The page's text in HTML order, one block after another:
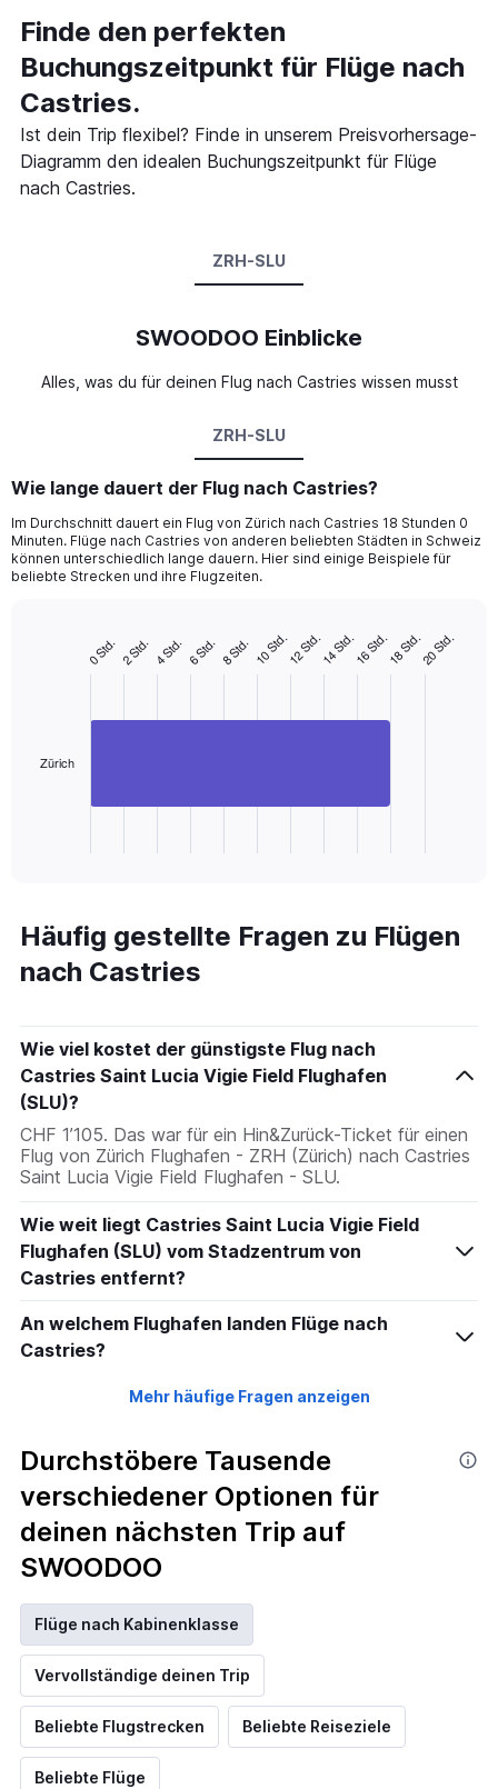
Finde den perfekten
Buchungszeitpunkt für Flüge nach
Castries.
Ist dein Trip flexibel? Finde in unserem Preisvorhersage-
Diagramm den idealen Buchungszeitpunkt für Flüge
nach Castries.
ZRH-SLU
SWOODOO Einblicke
Alles, was du für deinen Flug nach Castries wissen musst
ZRH-SLU
Wie lange dauert der Flug nach Castries?
Im Durchschnitt dauert ein Flug von Zürich nach Castries 18 Stunden 0
Minuten. Flüge nach Castries von anderen beliebten Städten in Schweiz
können unterschiedlich lange dauern. Hier sind einige Beispiele für
beliebte Strecken und ihre Flugzeiten.
The
Range:
1
categories.
1
Y
axis
values.
Range:
0
to
1200.
Zürich
0 Std. 2 Std. 4 Std. 6 Std. 8 Std. 10 Std.12 Std.14 Std.16 Std.18 Std.20 Std.
Häufig gestellte Fragen zu Flügen
nach Castries
Wie viel kostet der günstigste Flug nach
Castries Saint Lucia Vigie Field Flughafen
(SLU)?
CHF 1’105. Das war für ein Hin&Zurück-Ticket für einen
Flug von Zürich Flughafen - ZRH (Zürich) nach Castries
Saint Lucia Vigie Field Flughafen - SLU.
Wie weit liegt Castries Saint Lucia Vigie Field
Flughafen (SLU) vom Stadzentrum von
Castries entfernt?
An welchem Flughafen landen Flüge nach
Castries?
Mehr häufige Fragen anzeigen
Durchstöbere Tausende
verschiedener Optionen für
deinen nächsten Trip auf
SWOODOO
Flüge nach Kabinenklasse
Vervollständige deinen Trip
Beliebte Flugstrecken Beliebte Reiseziele
Beliebte Flüge